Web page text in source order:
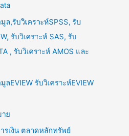
ล,รับวิเคราะห์SPSS, รับ
รับวิเคราะห์ SAS, รับ
, รับวิเคราะห์ AMOS และ
ลEVIEW รับวิเคราะห์EVIEW
ย
รเงิน ตลาดหลักทรัพย์